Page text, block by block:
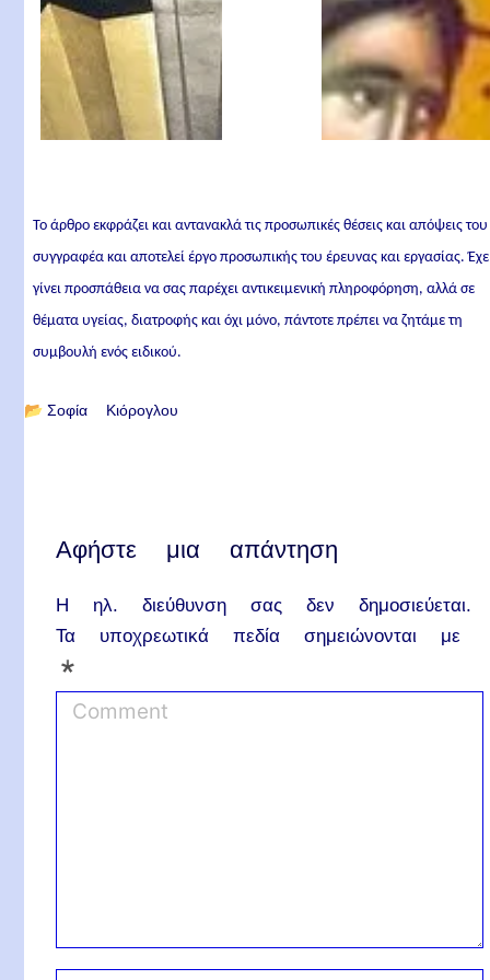
Το άρθρο εκφράζει και αντανακλά τις προσωπικές θέσεις και απόψεις του
συγγραφέα και αποτελεί έργο προσωπικής του έρευνας και εργασίας.
γίνει προσπάθεια να σας παρέχει αντικειμενική πληροφόρηση, αλλά σε
θέματα υγείας, διατροφής και όχι μόνο, πάντοτε πρέπει να ζητάμε τη
συμβουλή ενός ειδικού.
📂 Σοφία Κιόρογλου
Αφήστε μια απάντηση
Η ηλ. διεύθυνση σας δεν δημοσιεύεται.
Τα υποχρεωτικά πεδία σημειώνονται με
*